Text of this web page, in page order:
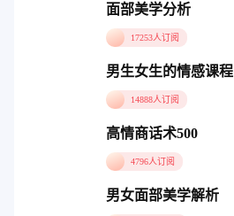
面部美学分析
17253人订阅
男生女生的情感课程
14888人订阅
高情商话术500
4796人订阅
男女面部美学解析